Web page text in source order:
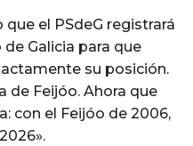
el PSdeG registrará
Galicia para que
su posición.
de Feijóo. Ahora que
con el Feijóo de 2006,